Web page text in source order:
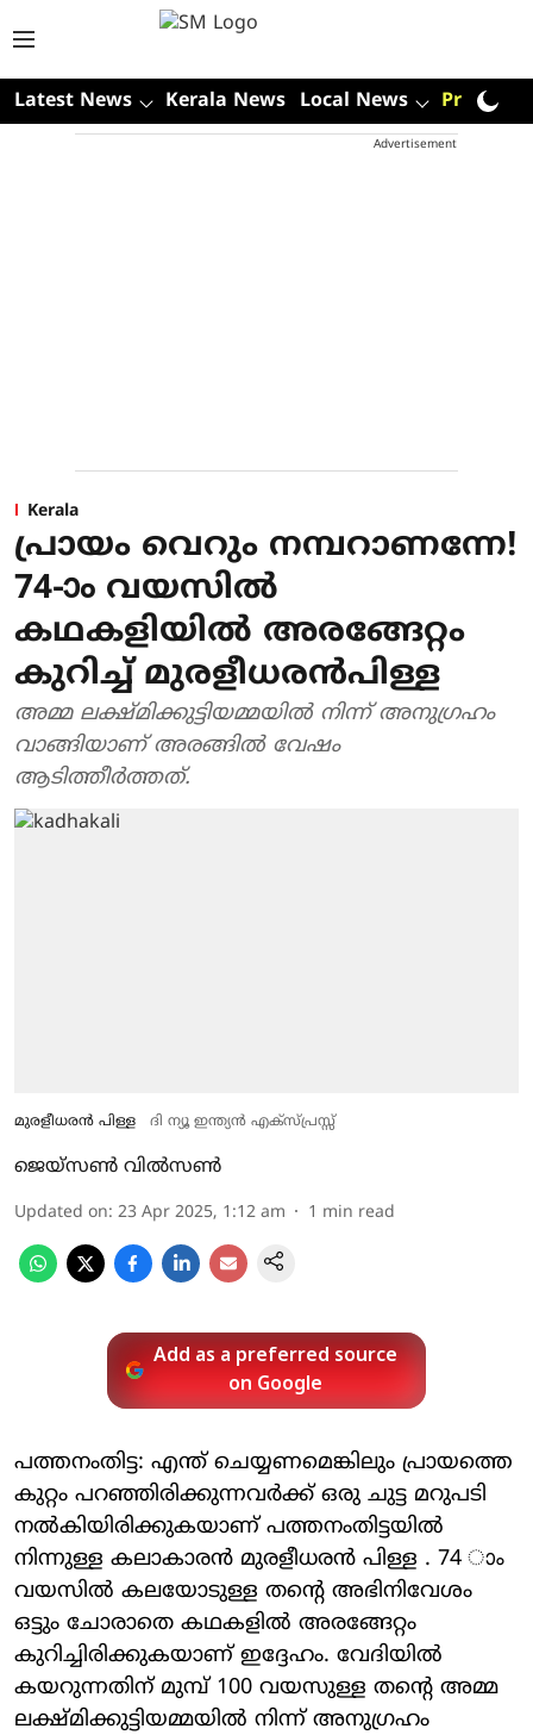
Latest News Kerala News Local News Premium
Advertisement
Kerala
പ്രായം വെറും നമ്പറാണന്നേ!
74-ാം വയസില്‍
കഥകളിയില്‍ അരങ്ങേറ്റം
കുറിച്ച് മുരളീധരന്‍പിള്ള
അമ്മ ലക്ഷ്മിക്കുട്ടിയമ്മയില്‍ നിന്ന് അനുഗ്രഹം
വാങ്ങിയാണ് അരങ്ങില്‍ വേഷം
ആടിത്തീര്‍ത്തത്.
മുരളീധരന്‍ പിള്ള ദി ന്യൂ ഇന്ത്യന്‍ എക്‌സ്പ്രസ്സ്‌
ജെയ്സൺ വില്‍സണ്‍
Updated on: 23 Apr 2025, 1:12 am 1 min read
Add as a preferred source
on Google
പത്തനംതിട്ട: എന്ത് ചെയ്യണമെങ്കിലും പ്രായത്തെ
കുറ്റം പറഞ്ഞിരിക്കുന്നവര്‍ക്ക് ഒരു ചുട്ട മറുപടി
നല്‍കിയിരിക്കുകയാണ് പത്തനംതിട്ടയില്‍
നിന്നുള്ള കലാകാരന്‍ മുരളീധരന്‍ പിള്ള . 74 ാം
വയസില്‍ കലയോടുള്ള തന്റെ അഭിനിവേശം
ഒട്ടും ചോരാതെ കഥകളില്‍ അരങ്ങേറ്റം
കുറിച്ചിരിക്കുകയാണ് ഇദ്ദേഹം. വേദിയില്‍
കയറുന്നതിന് മുമ്പ് 100 വയസുള്ള തന്റെ അമ്മ
ലക്ഷ്മിക്കുട്ടിയമ്മയില്‍ നിന്ന് അനുഗ്രഹം